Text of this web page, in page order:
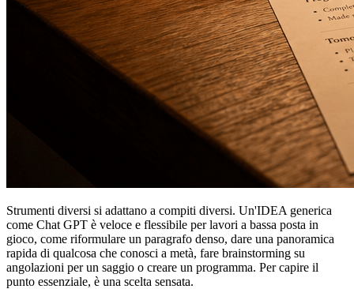
Strumenti diversi si adattano a compiti diversi. Un'IDEA generica
come Chat GPT è veloce e flessibile per lavori a bassa posta in
gioco, come riformulare un paragrafo denso, dare una panoramica
rapida di qualcosa che conosci a metà, fare brainstorming su
angolazioni per un saggio o creare un programma. Per capire il
punto essenziale, è una scelta sensata.